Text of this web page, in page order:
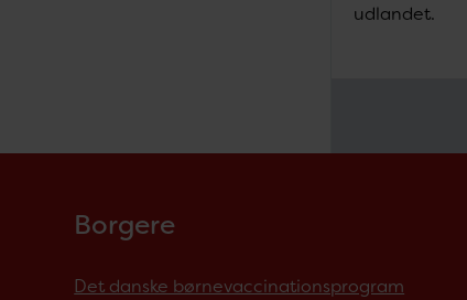
udlandet.
Borgere
Det danske børnevaccinationsprogram